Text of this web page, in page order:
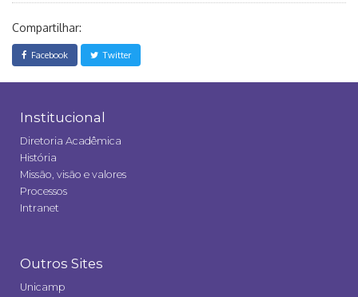
Compartilhar:
Facebook Twitter
Institucional
Diretoria Acadêmica
História
Missão, visão e valores
Processos
Intranet
Outros Sites
Unicamp